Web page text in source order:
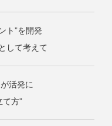
ト”を開発
して考えて
活発に
方”